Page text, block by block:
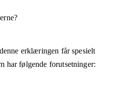
erklæringen får spesielt
har følgende forutsetninger: